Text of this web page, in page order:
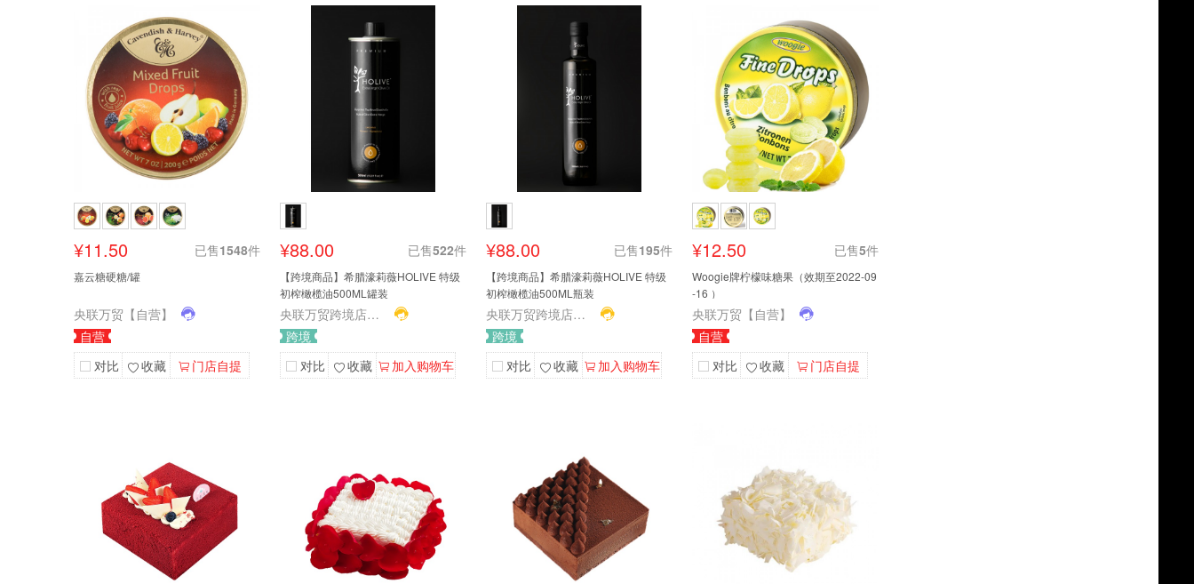
¥11.50 已售1548件
嘉云糖硬糖/罐
央联万贸【自营】
自营
对比
收藏 门店自提
¥88.00 已售522件
【跨境商品】希腊濠莉薇HOLIVE 特级
初榨橄榄油500ML罐装
央联万贸跨境店铺（欧润佳）
跨境
对比
收藏 加入购物车
¥88.00 已售195件
【跨境商品】希腊濠莉薇HOLIVE 特级
初榨橄榄油500ML瓶装
央联万贸跨境店铺（欧润佳）
跨境
对比
收藏 加入购物车
¥12.50 已售5件
Woogie牌柠檬味糖果（效期至2022-09
-16 ）
央联万贸【自营】
自营
对比
收藏 门店自提